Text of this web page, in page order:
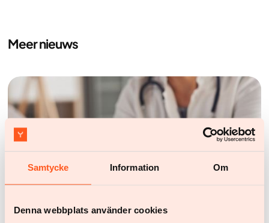
Samtycke Information Om
Denna webbplats använder cookies
Meer nieuws